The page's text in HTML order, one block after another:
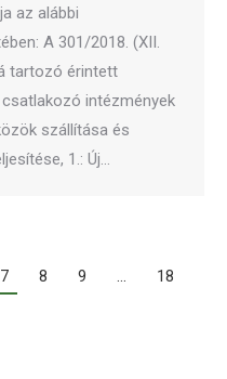
az alábbi
A 301/2018. (XII.
tartozó érintett
intézmények
szállítása és
1.: Új…
7 8 9 …
18